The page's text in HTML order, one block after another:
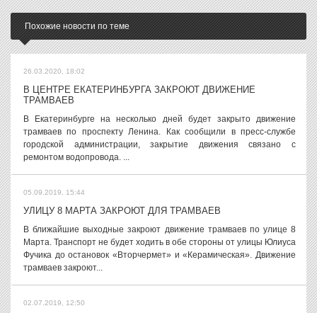
Похожие новости по теме
26.03.2020, 18:02
В ЦЕНТРЕ ЕКАТЕРИНБУРГА ЗАКРОЮТ ДВИЖЕНИЕ
ТРАМВАЕВ
В Екатеринбурге на несколько дней будет закрыто движение
трамваев по проспекту Ленина. Как сообщили в пресс-службе
городской администрации, закрытие движения связано с
ремонтом водопровода. ...
05.09.2019, 15:44
УЛИЦУ 8 МАРТА ЗАКРОЮТ ДЛЯ ТРАМВАЕВ
В ближайшие выходные закроют движение трамваев по улице 8
Марта. Транспорт не будет ходить в обе стороны от улицы Юлиуса
Фучика до остановок «Вторчермет» и «Керамическая». Движение
трамваев закроют...
02.07.2019, 12:50